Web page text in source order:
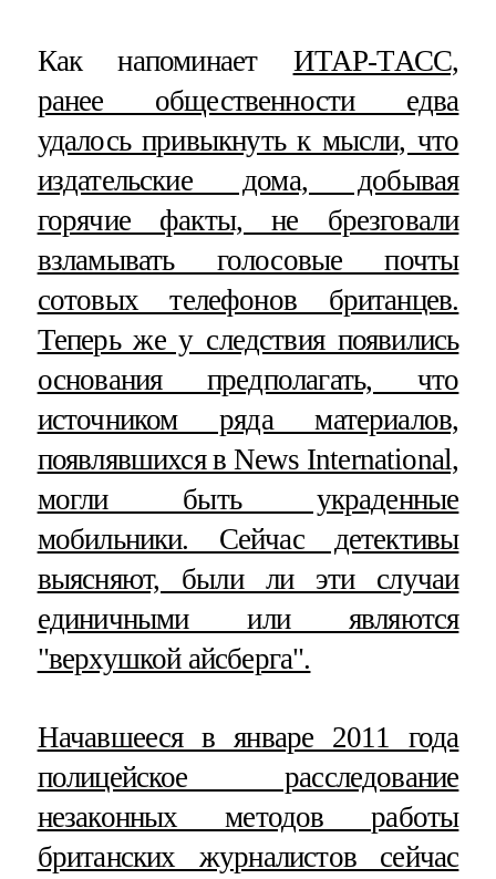
Как напоминает ИТАР-ТАСС,
ранее общественности едва
удалось привыкнуть к мысли, что
издательские дома, добывая
горячие факты, не брезговали
взламывать голосовые почты
сотовых телефонов британцев.
Теперь же у следствия появились
основания предполагать, что
источником ряда материалов,
появлявшихся в News International,
могли быть украденные
мобильники. Сейчас детективы
выясняют, были ли эти случаи
единичными или являются
"верхушкой айсберга".
Начавшееся в январе 2011 года
полицейское расследование
незаконных методов работы
британских журналистов сейчас